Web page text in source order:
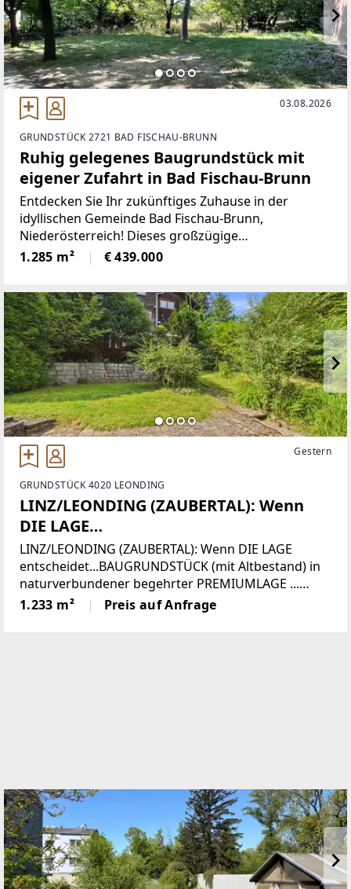
03.08.2026
GRUNDSTÜCK 2721 BAD FISCHAU-BRUNN
Ruhig gelegenes Baugrundstück mit
eigener Zufahrt in Bad Fischau-Brunn
Entdecken Sie Ihr zukünftiges Zuhause in der
idyllischen Gemeinde Bad Fischau-Brunn,
Niederösterreich! Dieses großzügige
Baugrundstück mit einer Fläche von 1.285 m² bietet
Ihnen die perfekte Grundlage für Ihr Traumhaus, in
1.285 m² € 439.000
Gestern
GRUNDSTÜCK 4020 LEONDING
LINZ/LEONDING (ZAUBERTAL): Wenn
DIE LAGE
entscheidet...BAUGRUNDSTÜCK (mit
Altbestand) in naturverbundener
begehrter PREMIUMLAGE ...
LINZ/LEONDING (ZAUBERTAL): Wenn DIE LAGE
entscheidet...BAUGRUNDSTÜCK (mit Altbestand) in
naturverbundener begehrter PREMIUMLAGE ...
Diese als Rarität zu bezeichnende Liegenschaft
befindet sich in naturverbundener Premiumlage im
1.233 m² Preis auf Anfrage